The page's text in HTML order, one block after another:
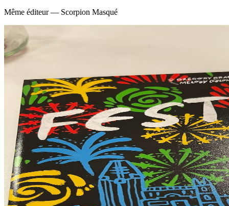
Même éditeur — Scorpion Masqué